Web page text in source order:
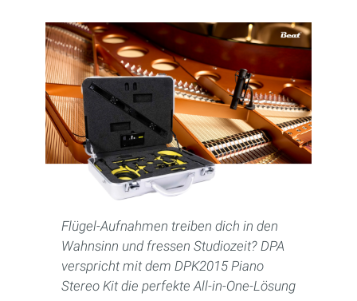
Flügel-Aufnahmen treiben dich in den
Wahnsinn und fressen Studiozeit? DPA
verspricht mit dem DPK2015 Piano
Stereo Kit die perfekte All-in-One-Lösung